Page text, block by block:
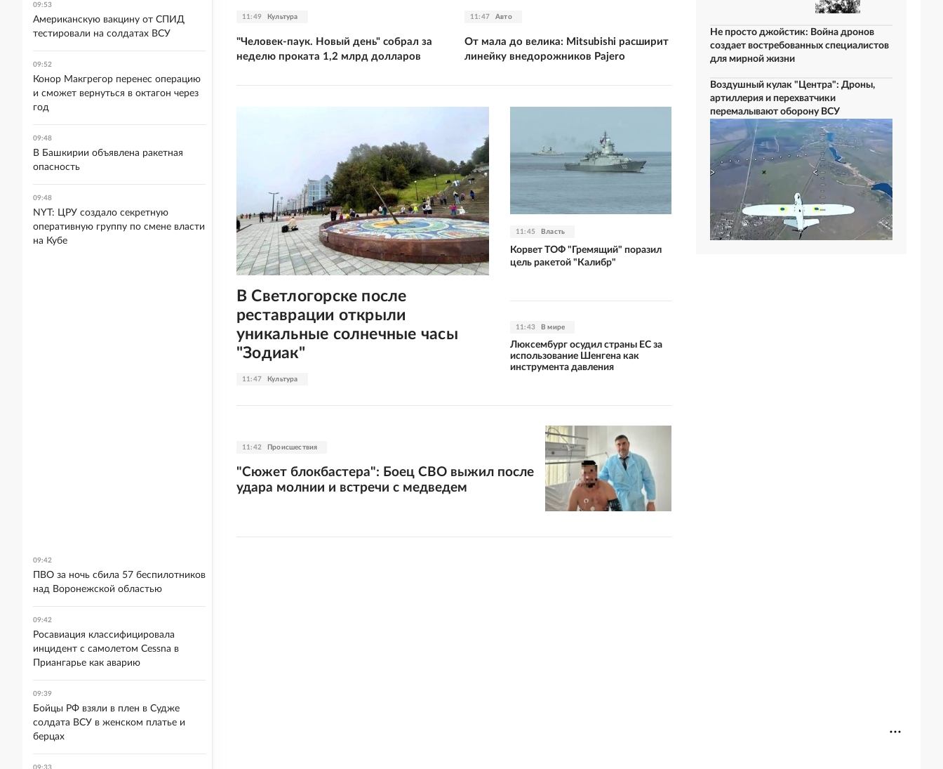
11:49 Культура
"Человек-паук. Новый день" собрал за
неделю проката 1,2 млрд долларов
11:47 Авто
От мала до велика: Mitsubishi расширит
линейку внедорожников Pajero
11:47 Культура
В Светлогорске после
реставрации открыли
уникальные солнечные часы
"Зодиак"
11:45 Власть
Корвет ТОФ "Гремящий" поразил
цель ракетой "Калибр"
11:43 В мире
Люксембург осудил страны ЕС за
использование Шенгена как
инструмента давления
11:42 Происшествия
"Сюжет блокбастера": Боец СВО выжил после
удара молнии и встречи с медведем
Не просто джойстик: Война дронов
создает востребованных специалистов
для мирной жизни
Воздушный кулак "Центра": Дроны,
артиллерия и перехватчики
перемалывают оборону ВСУ
09:53
Американскую вакцину от СПИД
тестировали на солдатах ВСУ
09:52
Конор Макгрегор перенес операцию
и сможет вернуться в октагон через
год
09:48
В Башкирии объявлена ракетная
опасность
09:48
NYT: ЦРУ создало секретную
оперативную группу по смене власти
на Кубе
09:42
ПВО за ночь сбила 57 беспилотников
над Воронежской областью
09:42
Росавиация классифицировала
инцидент с самолетом Cessna в
Приангарье как аварию
09:39
Бойцы РФ взяли в плен в Судже
солдата ВСУ в женском платье и
берцах
09:33